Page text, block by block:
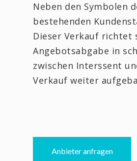
Neben den Symbolen
bestehenden
Dieser Verkauf richtet
Angebotsabgabe in
zwischen Interssent
Verkauf weiter
Anbieter anfragen